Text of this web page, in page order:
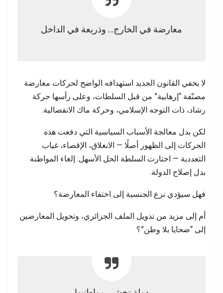
معارضة في الخارج… وذريعة في الداخل
لا يخفي القانون الجديد استهدافه الواضح لحركات معارضة
مصنّفة “إرهابية” من قبل السلطات، وعلى رأسها حركة
رشاد، ذات التوجه الإسلامي، وحركة ماك الانفصالية.
لكن بدل معالجة الأسباب السياسية التي دفعت هذه
الحركات إلى الظهور أصلًا — الانغلاق، الإقصاء، غياب
التعددية — اختارت السلطة الحل الأسهل: إلغاء المواطنة
بدل إصلاح الدولة.
فهل سيؤدي نزع الجنسية إلى اختفاء المعارضة؟
أم إلى مزيد من تدويل الملف الجزائري، وتحويل المعارضين
إلى “ضحايا بلا وطن”؟